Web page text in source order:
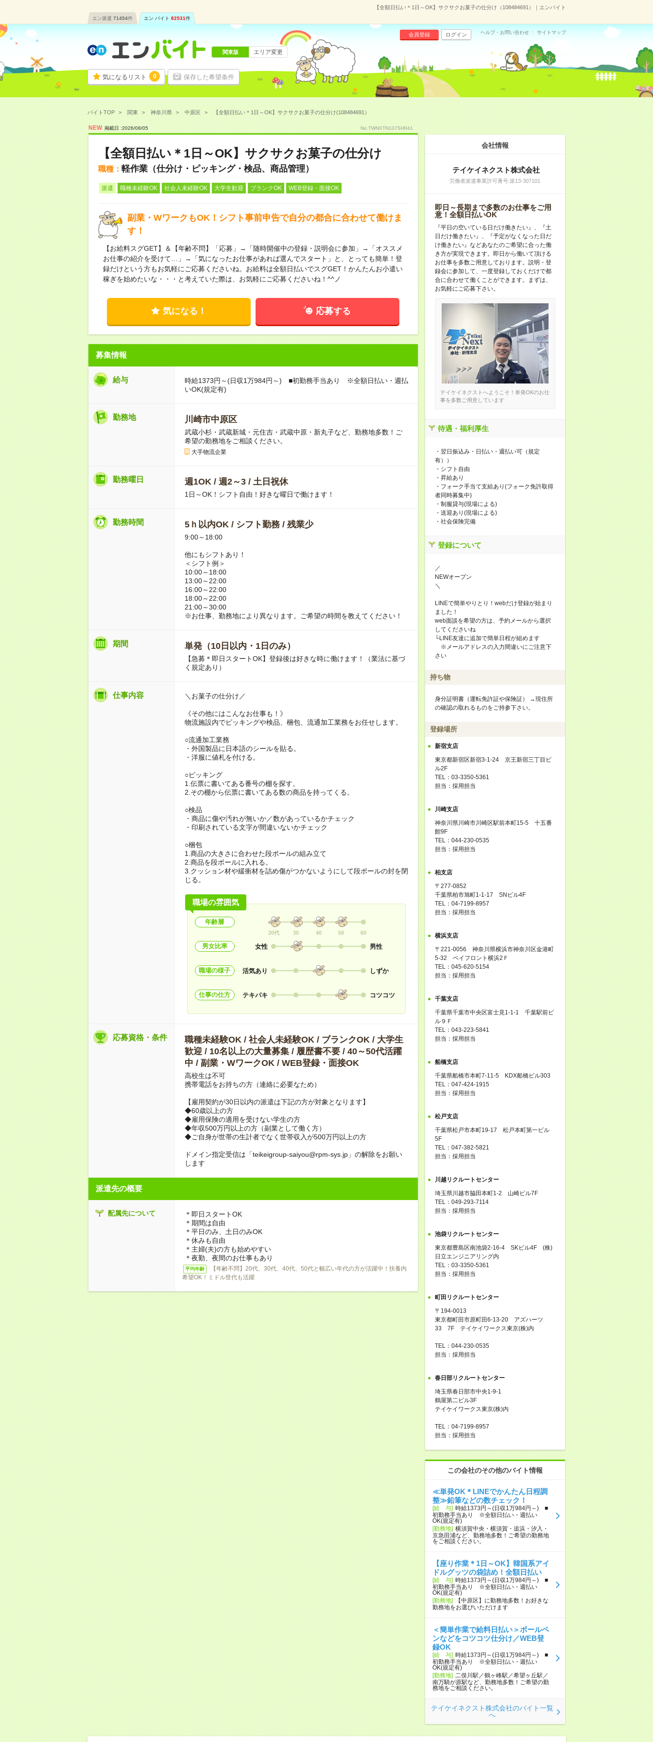
【全額日払い＊1日～OK】サクサクお菓子の仕分け（108484691）｜エンバイト
エン派遣 71454件 エン バイト 82531件
気になるリスト 0 保存した希望条件
会員登録 ログイン ヘルプ・お問い合わせ サイトマップ
関東版 エリア変更
バイトTOP 関東 神奈川県 中原区 【全額日払い＊1日～OK】サクサクお菓子の仕分け(108484691）
NEW 掲載日 :2026/08/05 No.TWNXTN107SH041
【全額日払い＊1日～OK】サクサクお菓子の仕分け
職種： 軽作業（仕分け・ピッキング・検品、商品管理）
派遣 職種未経験OK 社会人未経験OK 大学生歓迎 ブランクOK WEB登録・面接OK
副業・WワークもOK！シフト事前申告で自分の都合に合わせて働けま
す！
【お給料スグGET】＆【年齢不問】「応募」→「随時開催中の登録・説明会に参加」→「オススメ
お仕事の紹介を受けて…」→「気になったお仕事があれば選んでスタート」と、とっても簡単！登
録だけという方もお気軽にご応募くださいね。お給料は全額日払いでスグGET！かんたんお小遣い
稼ぎを始めたいな・・・と考えていた際は、お気軽にご応募くださいね！^^ノ
気になる！ 応募する
募集情報
給与
時給1373円～(日収1万984円～) ■初勤務手当あり ※全額日払い・週払
いOK(規定有)
勤務地 川崎市中原区
武蔵小杉・武蔵新城・元住吉・武蔵中原・新丸子など、勤務地多数！ご
希望の勤務地をご相談ください。
大手物流企業
勤務曜日 週1OK / 週2～3 / 土日祝休
1日～OK！シフト自由！好きな曜日で働けます！
勤務時間 5ｈ以内OK / シフト勤務 / 残業少
9:00～18:00
他にもシフトあり！
＜シフト例＞
10:00～18:00
13:00～22:00
16:00～22:00
18:00～22:00
21:00～30:00
※お仕事、勤務地により異なります。ご希望の時間を教えてください！
期間 単発（10日以内・1日のみ）
【急募＊即日スタートOK】登録後は好きな時に働けます！（業法に基づ
く規定あり）
仕事内容 ＼お菓子の仕分け／
《その他にはこんなお仕事も！》
物流施設内でピッキングや検品、梱包、流通加工業務をお任せします。
○流通加工業務
・外国製品に日本語のシールを貼る。
・洋服に値札を付ける。
○ピッキング
1.伝票に書いてある番号の棚を探す。
2.その棚から伝票に書いてある数の商品を持ってくる。
○検品
・商品に傷や汚れが無いか／数があっているかチェック
・印刷されている文字が間違いないかチェック
○梱包
1.商品の大きさに合わせた段ボールの組み立て
2.商品を段ボールに入れる。
3.クッション材や緩衝材を詰め傷がつかないようにして段ボールの封を閉
じる。
職場の雰囲気
年齢層
20代 30 40 50 60
男女比率 女性 男性
職場の様子 活気あり しずか
仕事の仕方 テキパキ コツコツ
応募資格・条件
職種未経験OK / 社会人未経験OK / ブランクOK / 大学生
歓迎 / 10名以上の大量募集 / 履歴書不要 / 40～50代活躍
中 / 副業・WワークOK / WEB登録・面接OK
高校生は不可
携帯電話をお持ちの方（連絡に必要なため）
【雇用契約が30日以内の派遣は下記の方が対象となります】
◆60歳以上の方
◆雇用保険の適用を受けない学生の方
◆年収500万円以上の方（副業として働く方）
◆ご自身が世帯の生計者でなく世帯収入が500万円以上の方
ドメイン指定受信は「teikeigroup-saiyou@rpm-sys.jp」の解除をお願い
します
派遣先の概要
配属先について
＊即日スタートOK
＊期間は自由
＊平日のみ、土日のみOK
＊休みも自由
＊主婦(夫)の方も始めやすい
＊夜勤、夜間のお仕事もあり
平均年齢
【年齢不問】20代、30代、40代、50代と幅広い年代の方が活躍中！扶養内
希望OK！ミドル世代も活躍
会社情報
テイケイネクスト株式会社
労働者派遣事業許可番号:派13-307101
即日～長期まで多数のお仕事をご用
意！全額日払いOK
『平日の空いている日だけ働きたい』、『土
日だけ働きたい』、『予定がなくなった日だ
け働きたい』などあなたのご希望に合った働
き方が実現できます。即日から働いて頂ける
お仕事を多数ご用意しております。説明・登
録会に参加して、一度登録しておくだけで都
合に合わせて働くことができます。まずは、
お気軽にご応募下さい。
テイケイネクストへようこそ！単発OKのお仕
事を多数ご用意しています
待遇・福利厚生
・翌日振込み・日払い・週払い可（規定
有））
・シフト自由
・昇給あり
・フォーク手当て支給あり(フォーク免許取得
者同時募集中)
・制服貸与(現場による)
・送迎あり(現場による)
・社会保険完備
登録について
／
NEWオープン
＼
LINEで簡単やりとり！webだけ登録が始まり
ました！
web面談を希望の方は、予約メールから選択
してくださいね
└LINE友達に追加で簡単日程が組めます
※メールアドレスの入力間違いにご注意下
さい
持ち物
身分証明書（運転免許証や保険証） →現住所
の確認の取れるものをご持参下さい。
登録場所
新宿支店
東京都新宿区新宿3-1-24 京王新宿三丁目ビ
ル2F
TEL：03-3350-5361
担当：採用担当
川崎支店
神奈川県川崎市川崎区駅前本町15-5 十五番
館9F
TEL：044-230-0535
担当：採用担当
柏支店
〒277-0852
千葉県柏市旭町1-1-17 SNビル4F
TEL：04-7199-8957
担当：採用担当
横浜支店
〒221-0056 神奈川県横浜市神奈川区金港町
5‐32 ベイフロント横浜2Ｆ
TEL：045-620-5154
担当：採用担当
千葉支店
千葉県千葉市中央区富士見1-1-1 千葉駅前ビ
ル９Ｆ
TEL：043-223-5841
担当：採用担当
船橋支店
千葉県船橋市本町7-11-5 KDX船橋ビル303
TEL：047-424-1915
担当：採用担当
松戸支店
千葉県松戸市本町19-17 松戸本町第一ビル
5F
TEL：047-382-5821
担当：採用担当
川越リクルートセンター
埼玉県川越市脇田本町1-2 山崎ビル7F
TEL：049-293-7114
担当：採用担当
池袋リクルートセンター
東京都豊島区南池袋2-16-4 SKビル4F (株)
日立エンジニアリング内
TEL：03-3350-5361
担当：採用担当
町田リクルートセンター
〒194-0013
東京都町田市原町田6-13-20 アズハーツ
33 7F テイケイワークス東京(株)内
TEL：044-230-0535
担当：採用担当
春日部リクルートセンター
埼玉県春日部市中央1-9-1
鶴屋第二ビル3F
テイケイワークス東京(株)内
TEL：04-7199-8957
担当：採用担当
この会社のその他のバイト情報
≪単発OK＊LINEでかんたん日程調
整≫鉛筆などの数チェック！
[給 与] 時給1373円～(日収1万984円～) ■
初勤務手当あり ※全額日払い・週払い
OK(規定有)
[勤務地] 横須賀中央・横須賀・追浜・汐入・
京急田浦など、勤務地多数！ご希望の勤務地
をご相談ください。
【座り作業＊1日～OK】韓国系アイ
ドルグッツの袋詰め！全額日払い
[給 与] 時給1373円～(日収1万984円～) ■
初勤務手当あり ※全額日払い・週払い
OK(規定有)
[勤務地]
【中原区】に勤務地多数！お好きな
勤務地をお選びいただけます
＜簡単作業で給料日払い＞ボールペ
ンなどをコツコツ仕分け／WEB登
録OK
[給 与] 時給1373円～(日収1万984円～) ■
初勤務手当あり ※全額日払い・週払い
OK(規定有)
[勤務地] 二俣川駅／鶴ヶ峰駅／希望ヶ丘駅／
南万騎が原駅など、勤務地多数！ご希望の勤
務地をご相談ください。
テイケイネクスト株式会社のバイト一覧
へ